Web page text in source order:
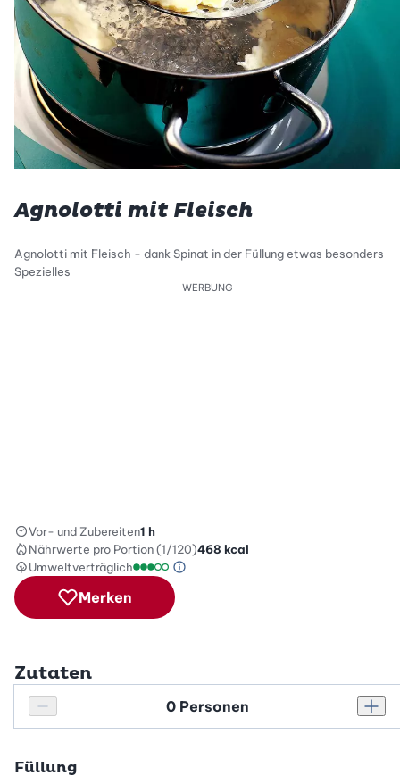
Agnolotti mit Fleisch
Agnolotti mit Fleisch - dank Spinat in der Füllung etwas besonders
Spezielles
WERBUNG
Vor- und Zubereiten1 h
Nährwerte pro Portion (1/120)468 kcal
Umweltverträglich
Umweltverträglichkeitsskala: 3 von 5
Green Betty Skala Info
Merken
Zutaten
Personenanzahl verringern
Personenanzahl
Füllung